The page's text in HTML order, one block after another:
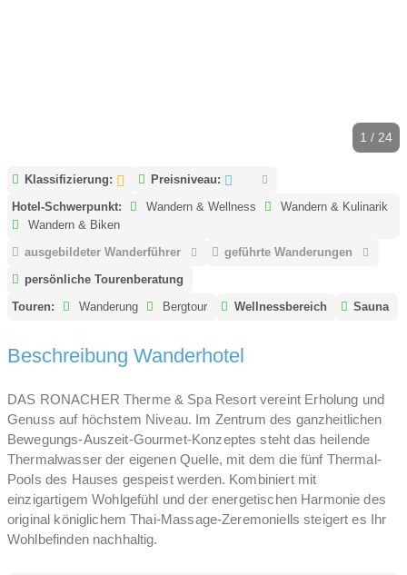
1 / 24
Klassifizierung:
Preisniveau:
Hotel-Schwerpunkt:
Wandern & Wellness
Wandern & Kulinarik
Wandern & Biken
ausgebildeter Wanderführer
geführte Wanderungen
persönliche Tourenberatung
Touren:
Wanderung Bergtour Wellnessbereich Sauna
Beschreibung Wanderhotel
DAS RONACHER Therme & Spa Resort vereint Erholung und
Genuss auf höchstem Niveau. Im Zentrum des ganzheitlichen
Bewegungs-Auszeit-Gourmet-Konzeptes steht das heilende
Thermalwasser der eigenen Quelle, mit dem die fünf Thermal-
Pools des Hauses gespeist werden. Kombiniert mit
einzigartigem Wohlgefühl und der energetischen Harmonie des
original königlichem Thai-Massage-Zeremoniells steigert es Ihr
Wohlbefinden nachhaltig.